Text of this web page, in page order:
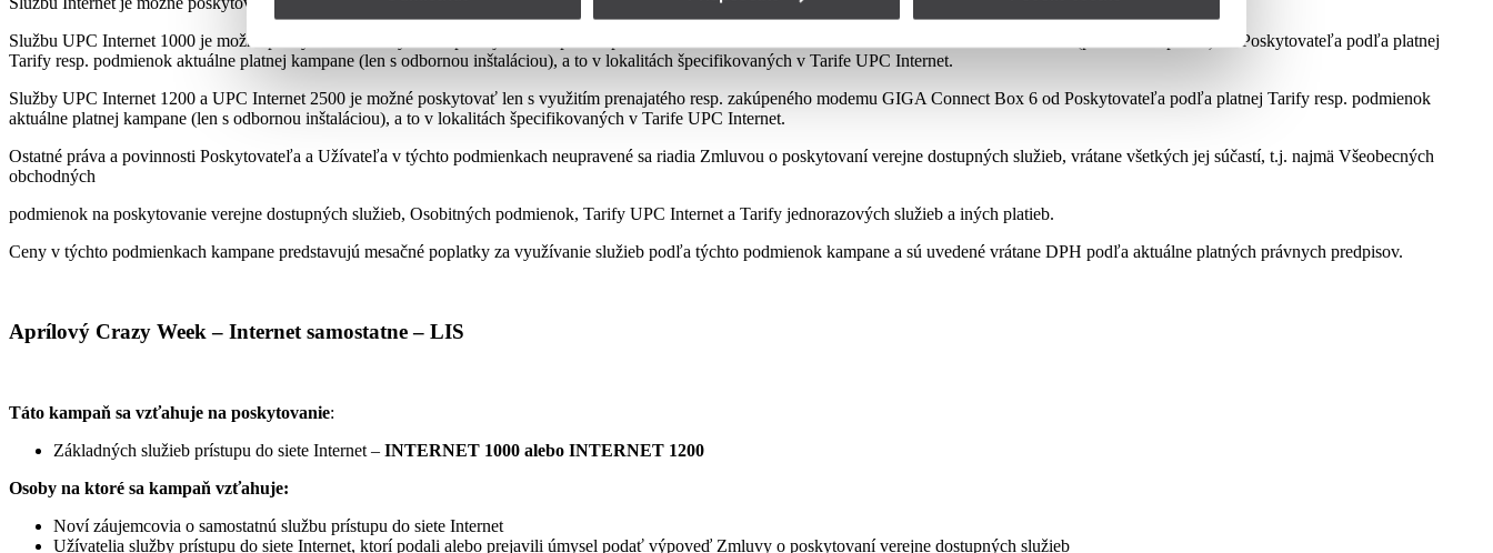
Službu UPC Internet 1000 je možné poskytovať len s využitím prenajatého resp. zakúpeného modemu GIGA ConnectBox alebo GIGA Connect Box 6 (podľa dostupnosti) od Poskytovateľa podľa platnej
Tarify resp. podmienok aktuálne platnej kampane (len s odbornou inštaláciou), a to v lokalitách špecifikovaných v Tarife UPC Internet.
Služby UPC Internet 1200 a UPC Internet 2500 je možné poskytovať len s využitím prenajatého resp. zakúpeného modemu GIGA Connect Box 6 od Poskytovateľa podľa platnej Tarify resp. podmienok
aktuálne platnej kampane (len s odbornou inštaláciou), a to v lokalitách špecifikovaných v Tarife UPC Internet.
Ostatné práva a povinnosti Poskytovateľa a Užívateľa v týchto podmienkach neupravené sa riadia Zmluvou o poskytovaní verejne dostupných služieb, vrátane všetkých jej súčastí, t.j. najmä Všeobecných
obchodných
podmienok na poskytovanie verejne dostupných služieb, Osobitných podmienok, Tarify UPC Internet a Tarify jednorazových služieb a iných platieb.
Ceny v týchto podmienkach kampane predstavujú mesačné poplatky za využívanie služieb podľa týchto podmienok kampane a sú uvedené vrátane DPH podľa aktuálne platných právnych predpisov.
Aprílový Crazy Week – Internet samostatne – LIS
Táto kampaň sa vzťahuje na poskytovanie:
Základných služieb prístupu do siete Internet – INTERNET 1000 alebo INTERNET 1200
Osoby na ktoré sa kampaň vzťahuje:
Noví záujemcovia o samostatnú službu prístupu do siete Internet
Užívatelia služby prístupu do siete Internet, ktorí podali alebo prejavili úmysel podať výpoveď Zmluvy o poskytovaní verejne dostupných služieb